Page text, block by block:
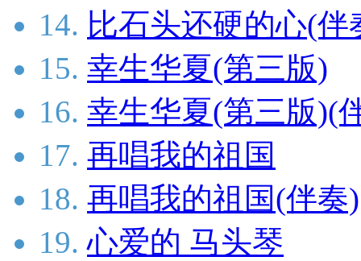
14. 比石头还硬的心(伴
15. 幸生华夏(第三版)
16. 幸生华夏(第三版)(
17. 再唱我的祖国
18. 再唱我的祖国(伴奏)
19. 心爱的 马头琴